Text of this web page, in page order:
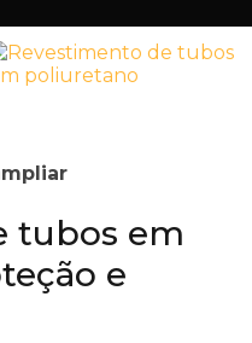
tubos em
e